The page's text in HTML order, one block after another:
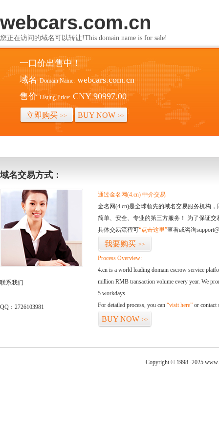
webcars.com.cn
您正在访问的域名可以转让!This domain name is for sale!
一口价出售中！
域名 Domain Name: webcars.com.cn
售价 Listing Price: CNY 90997.00
立即购买 >> BUY NOW >>
域名交易方式：
联系我们
QQ：2726103981
通过金名网(4.cn) 中介交易
金名网(4.cn)是全球领先的域名交易服务机构
简单、安全、专业的第三方服务！ 为了保证
具体交易流程可“点击这里”查看或咨询
我要购买 >>
Process Overview:
4.cn is a world leading domain escrow service
million RMB transaction volume every year. We
5 workdays.
For detailed process, you can “visit here” or contact
BUY NOW >>
Copyright © 1998 -2025